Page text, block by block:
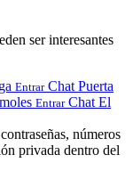
ser interesantes
Entrar Chat Puerta
Entrar Chat El
números
privada dentro del